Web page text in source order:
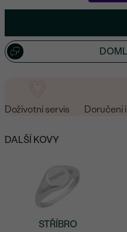
Doživotní servis Doručení
DALŠÍ KOVY
STŘÍBRO